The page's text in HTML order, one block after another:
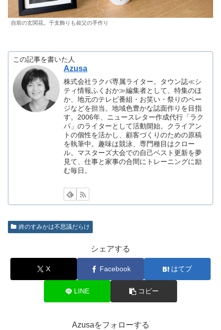
自前の玄関花。干支飾りも叔父の手作り
この記事を書いた人
Azusa
株式会社ラクパ専属ライター。タウン誌≪シ
ティ情報ふくおか≫編集者として、特集のほ
か、地元のテレビ番組・お笑い・祭りのペー
ジなどを担当。地域色豊かな誌面作りを目指
す。2006年、ニュースレター作成代行「ラク
パ」のライターとして活動開始。クライアン
トの個性を活かし、顧客づくりのための原稿
を執筆中。趣味は競泳、専門種目はクロー
ル。マスターズ大会での自己ベスト更新を夢
見て、仕事と家事の合間にトレーニングに励
む毎日。
終のすみかは不思議だらけ
シェアする
X Facebook はてブ
LINE コピー
Azusaをフォローする